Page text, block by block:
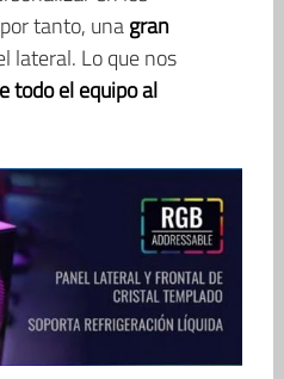
tanto, unagran
lateral. Lo que nos
todo el equipo al